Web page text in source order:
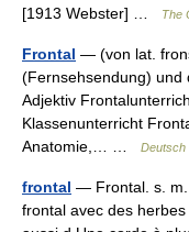
[1913 Webster] …
The
Frontal — (von lat.
(Fernsehsendung) und
Adjektiv
Klassenunterricht
Anatomie,… …
Deutsch
frontal — Frontal. s. m.
frontal avec des